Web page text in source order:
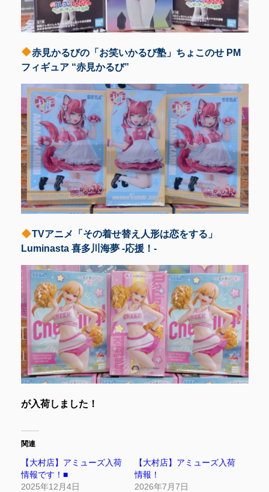
赤見かるびの「お笑いかるび塾」ちょこのせ PM
フィギュア “赤見かるび”
TVアニメ「その着せ替え人形は恋をする」
Luminasta 喜多川海夢 -応援！-
が入荷しました！
関連
【大村店】アミューズ入荷
情報です！■
2025年12月4日
【大村店】アミューズ入荷
情報！
2026年7月7日